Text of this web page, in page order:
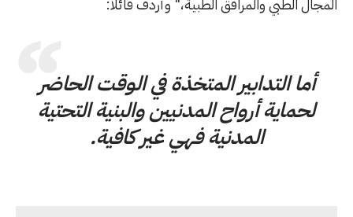
المجال الطبي والمرافق الطبية،" وأردف قائلًا:
أما التدابير المتخذة في الوقت الحاضر
لحماية أرواح المدنيين والبنية التحتية
المدنية فهي غير كافية.